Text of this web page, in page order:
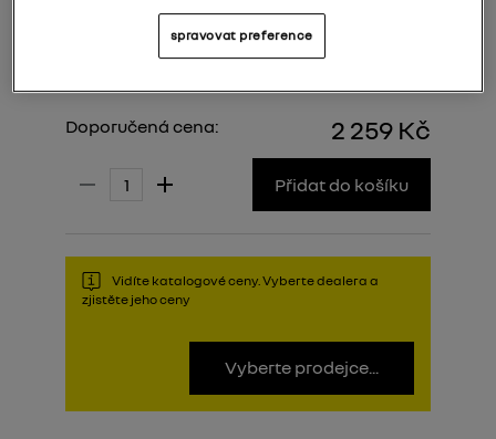
Doporučená cena: 2 259 Kč
Přidat do košíku
Vidíte katalogové ceny. Vyberte dealera a
zjistěte jeho ceny
Vyberte prodejce...
spravovat preference